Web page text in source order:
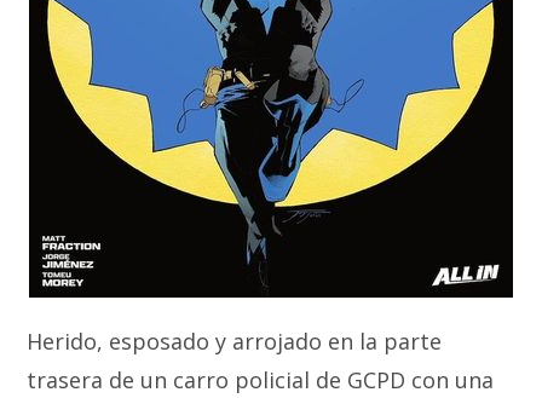
Herido, esposado y arrojado en la parte
trasera de un carro policial de GCPD con una